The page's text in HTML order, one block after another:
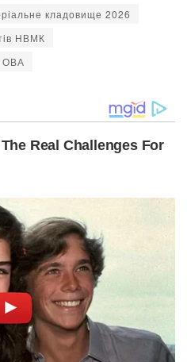
кладовище 2026
НВМК
ОВА